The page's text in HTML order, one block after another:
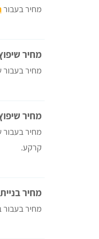
מחיר בעבור
מחיר
מחיר בעבור
מחיר
מחיר בעבור
קרקע.
מחיר
מחיר בעבור